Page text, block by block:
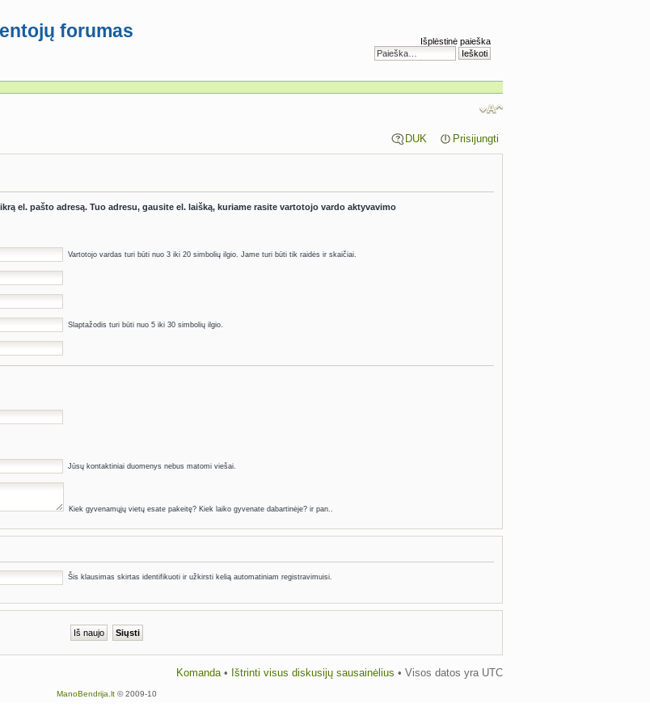
forumas Išplėstinė paieška
DUK Prisijungti
el. pašto adresą. Tuo adresu, gausite el. laišką, kuriame rasite vartotojo vardo aktyvavimo
Vartotojo vardas turi būti nuo 3 iki 20 simbolių ilgio. Jame turi būti tik raidės ir skaičiai.
Slaptažodis turi būti nuo 5 iki 30 simbolių ilgio.
Jūsų kontaktiniai duomenys nebus matomi viešai.
Kiek gyvenamųjų vietų esate pakeitę? Kiek laiko gyvenate dabartinėje? ir pan..
Šis klausimas skirtas identifikuoti ir užkirsti kelią automatiniam registravimuisi.
Komanda • Ištrinti visus diskusijų sausainėlius • Visos datos yra UTC
ManoBendrija.lt © 2009-10